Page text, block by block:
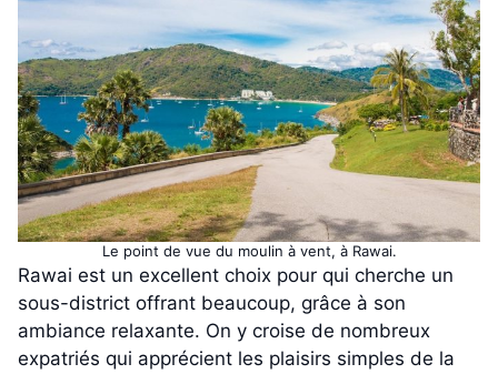
Le point de vue du moulin à vent, à Rawai.
Rawai est un excellent choix pour qui cherche un
sous-district offrant beaucoup, grâce à son
ambiance relaxante. On y croise de nombreux
expatriés qui apprécient les plaisirs simples de la